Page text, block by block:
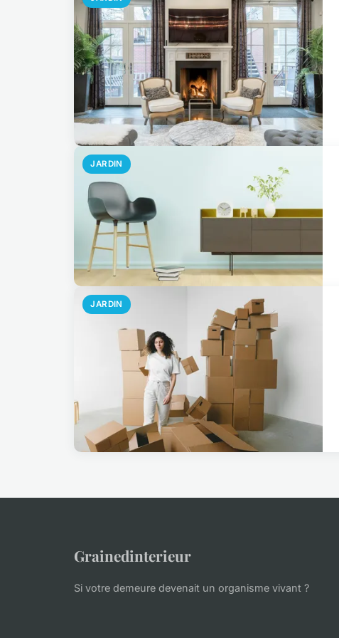
JARDIN
JARDIN
Grainedinterieur
Si votre demeure devenait un organisme vivant ?